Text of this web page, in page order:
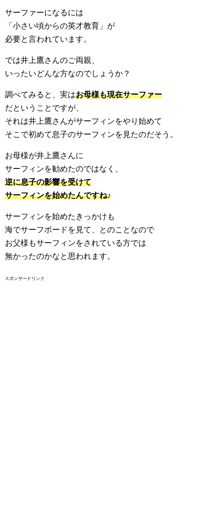
サーファーになるには
「小さい頃からの英才教育」が
必要と言われています。
では井上鷹さんのご両親、
いったいどんな方なのでしょうか？
調べてみると、実はお母様も現在サーファー
だということですが、
それは井上鷹さんがサーフィンをやり始めて
そこで初めて息子のサーフィンを見たのだそう。
お母様が井上鷹さんに
サーフィンを勧めたのではなく、
逆に息子の影響を受けて
サーフィンを始めたんですね♪
サーフィンを始めたきっかけも
海でサーフボードを見て、とのことなので
お父様もサーフィンをされている方では
無かったのかなと思われます。
スポンサードリンク